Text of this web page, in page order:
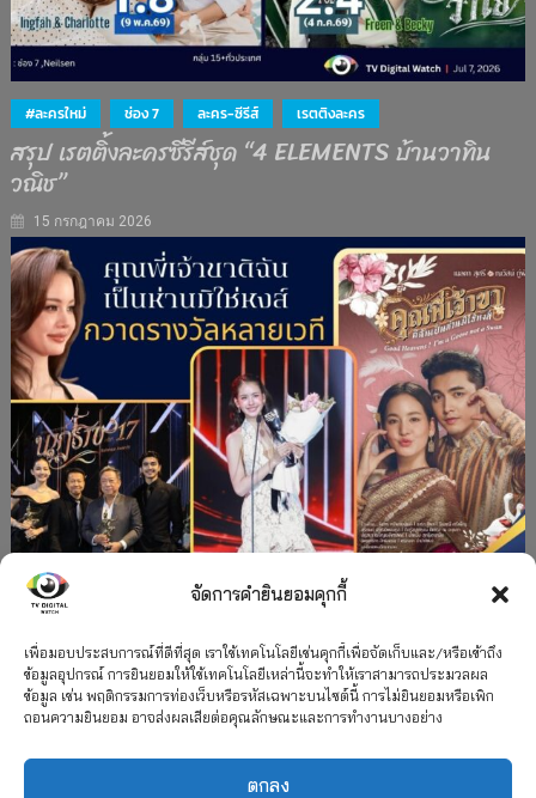
จัดการคำยินยอมคุกกี้
เพื่อมอบประสบการณ์ที่ดีที่สุด เราใช้เทคโนโลยีเช่นคุกกี้เพื่อจัดเก็บและ/หรือเข้าถึง
ข้อมูลอุปกรณ์ การยินยอมให้ใช้เทคโนโลยีเหล่านี้จะทำให้เราสามารถประมวลผล
ข้อมูล เช่น พฤติกรรมการท่องเว็บหรือรหัสเฉพาะบนไซต์นี้ การไม่ยินยอมหรือเพิก
ถอนความยินยอม อาจส่งผลเสียต่อคุณลักษณะและการทำงานบางอย่าง
ตกลง
#ละครใหม่ ช่อง 7 ละคร-ซีรีส์ เรตติงละคร
สรุป เรตติ้งละครซีรีส์ชุด “4 ELEMENTS บ้านวาทิน
วณิช”
15 กรกฎาคม 2026
”คุณพี่เจ้าขาดิฉันเป็นห่านมิใช่หงส์” กวาดรางวัล
เพียบ จาก 8 เวที